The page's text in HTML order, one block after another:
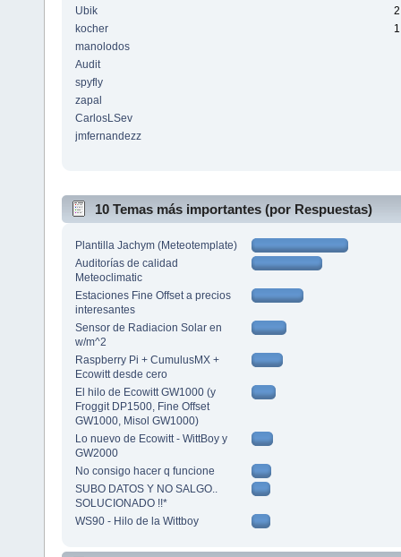
Ubik
kocher
manolodos
Audit
spyfly
zapal
CarlosLSev
jmfernandezz
10 Temas más importantes (por Respuestas)
Plantilla Jachym (Meteotemplate)
Auditorías de calidad
Meteoclimatic
Estaciones Fine Offset a precios
interesantes
Sensor de Radiacion Solar en
w/m^2
Raspberry Pi + CumulusMX +
Ecowitt desde cero
El hilo de Ecowitt GW1000 (y
Froggit DP1500, Fine Offset
GW1000, Misol GW1000)
Lo nuevo de Ecowitt - WittBoy y
GW2000
No consigo hacer q funcione
SUBO DATOS Y NO SALGO..
SOLUCIONADO !!*
WS90 - Hilo de la Wittboy